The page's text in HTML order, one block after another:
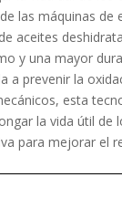
las máquinas
aceites
y una mayor
a prevenir la
esta
la vida útil de
para mejorar el